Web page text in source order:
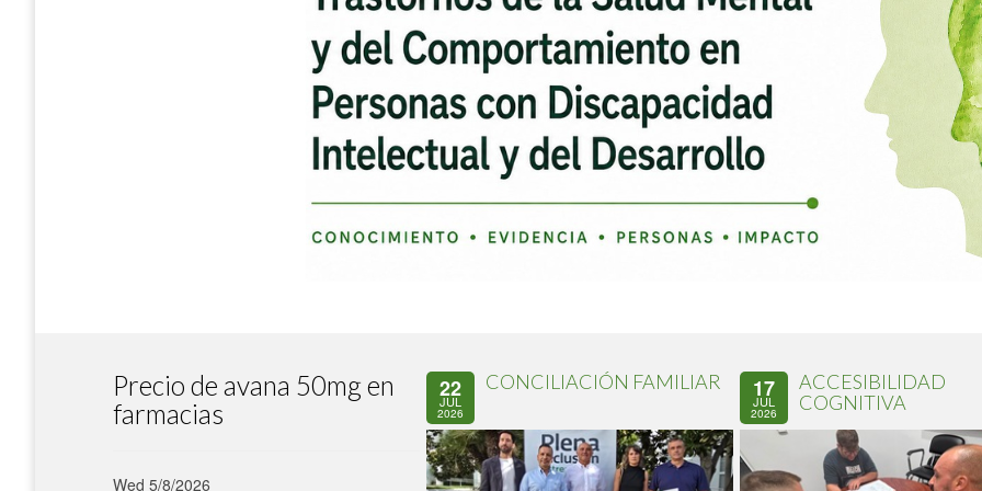
Precio de avana 50mg en
farmacias
Wed 5/8/2026
22
JUL
2026
CONCILIACIÓN FAMILIAR 17
JUL
2026
ACCESIBILIDAD
COGNITIVA